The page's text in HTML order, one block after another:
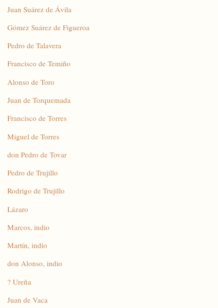
Juan Suárez de Ávila
Gómez Suárez de Figueroa
Pedro de Talavera
Francisco de Temiño
Alonso de Toro
Juan de Torquemada
Francisco de Torres
Miguel de Torres
don Pedro de Tovar
Pedro de Trujillo
Rodrigo de Trujillo
Lázaro
Marcos, indio
Martín, indio
don Alonso, indio
? Ureña
Juan de Vaca